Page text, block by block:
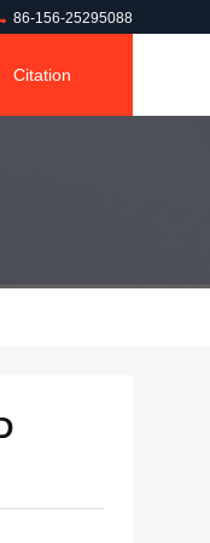
86-156-25295088
Citation